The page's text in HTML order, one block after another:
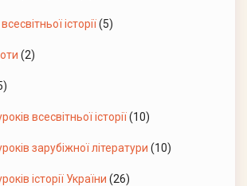
історії(5)
(2)
всесвітньої історії(10)
зарубіжної літератури (10)
історії України (26)